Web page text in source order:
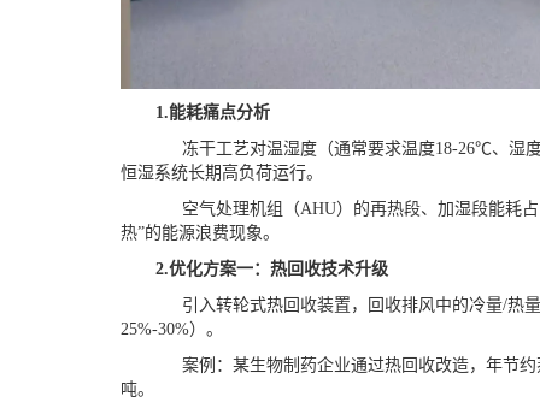
1.能耗痛点分析
冻干工艺对温湿度（通常要求温度18-26℃、湿
恒湿系统长期高负荷运行。
空气处理机组（AHU）的再热段、加湿段能耗
热”的能源浪费现象。
2.优化方案一：热回收技术升级
引入转轮式热回收装置，回收排风中的冷量/热
25%-30%）。
案例：某生物制药企业通过热回收改造，年节
吨。